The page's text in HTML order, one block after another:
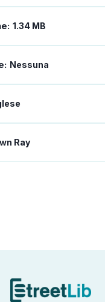
1.34 MB
Nessuna
Ray